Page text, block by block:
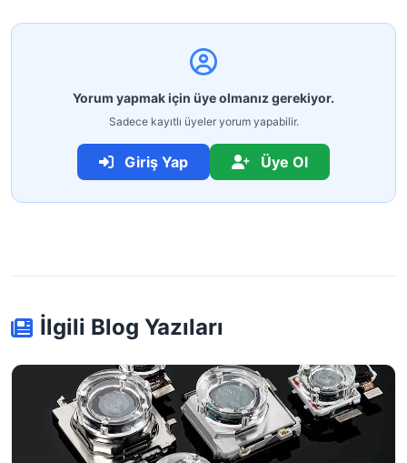
Yorum yapmak için üye olmanız gerekiyor.
Sadece kayıtlı üyeler yorum yapabilir.
Giriş Yap Üye Ol
İlgili Blog Yazıları